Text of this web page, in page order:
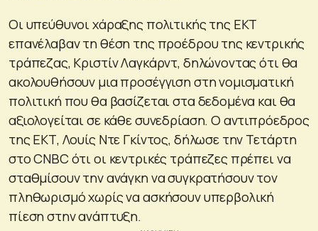
Οι υπεύθυνοι χάραξης πολιτικής της ΕΚΤ
επανέλαβαν τη θέση της προέδρου της κεντρικής
τράπεζας, Κριστίν Λαγκάρντ, δηλώνοντας ότι θα
ακολουθήσουν μια προσέγγιση στη νομισματική
πολιτική που θα βασίζεται στα δεδομένα και θα
αξιολογείται σε κάθε συνεδρίαση. Ο αντιπρόεδρος
της ΕΚΤ, Λουίς Ντε Γκίντος, δήλωσε την Τετάρτη
στο CNBC ότι οι κεντρικές τράπεζες πρέπει να
σταθμίσουν την ανάγκη να συγκρατήσουν τον
πληθωρισμό χωρίς να ασκήσουν υπερβολική
πίεση στην ανάπτυξη.